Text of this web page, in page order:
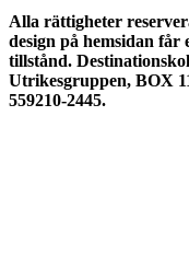
Alla rättigheter
design på hemsidan får
tillstånd.
Utrikesgruppen, BOX
559210-2445.